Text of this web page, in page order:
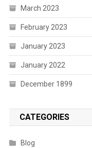
March 2023
February 2023
January 2023
January 2022
December 1899
CATEGORIES
Blog